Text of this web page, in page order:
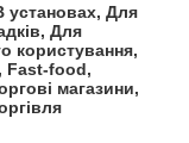
установах, Для
Для
користування,
Fast-food,
магазини,